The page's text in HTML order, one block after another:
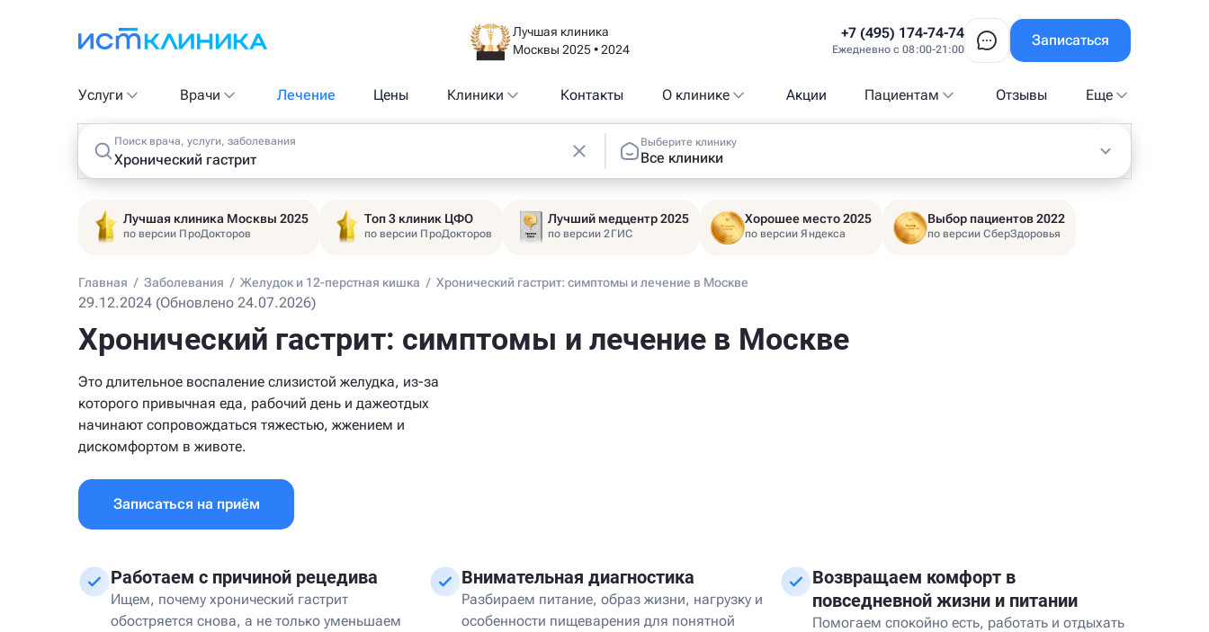
Лучшая клиника
Москвы 2025 • 2024
+7 (495) 174-74-74
Ежедневно с 08:00-21:00
Записаться
Услуги Врачи Лечение Цены Клиники Контакты О клинике Акции Пациентам Отзывы Еще
Поиск врача, услуги, заболевания Выберите клинику
Все клиники
Лучшая клиника Москвы 2025
по версии ПроДокторов
Топ 3 клиник ЦФО
по версии ПроДокторов
Лучший медцентр 2025
по версии 2ГИС
Хорошее место 2025
по версии Яндекса
Выбор пациентов 2022
по версии СберЗдоровья
Главная / Заболевания / Желудок и 12-перстная кишка / Хронический гастрит: симптомы и лечение в Москве
29.12.2024 (Обновлено 24.07.2026)
Хронический гастрит: симптомы и лечение в Москве
Это длительное воспаление слизистой желудка, из-за
которого привычная еда, рабочий день и дажеотдых
начинают сопровождаться тяжестью, жжением и
дискомфортом в животе.
Записаться на приём
Работаем с причиной рецедива
Ищем, почему хронический гастрит
обостряется снова, а не только уменьшаем
Внимательная диагностика
Разбираем питание, образ жизни, нагрузку и
особенности пищеварения для понятной
Возвращаем комфорт в
повседневной жизни и питании
Помогаем спокойно есть, работать и отдыхать